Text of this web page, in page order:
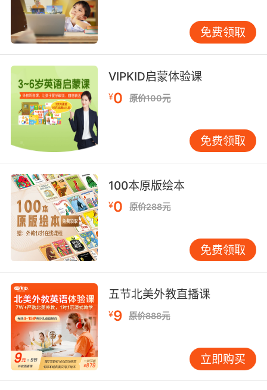
《小毛驴约德尔的理想世界》系列绘本讲述了一
头小毛驴丰富多彩的生活和奇思妙想的故事。
合儿童的特点，为孩子们呈现出了一个多姿多彩
的绘本世界。书中类似于油画的细腻画风能够激
起读者的阅读兴趣，并且精炼诙谐，充满童趣的
文字和耐人寻味的故事，也能够让小读者从中获
得快乐的阅读体验。
绘本均以小毛驴约德尔为主人公，它有时渴望爸
爸成为超人，有时又幻想自己成为大魔法师，还
希望自己能够交到威风的朋友，想去哪就去哪，
但是却总惹妈妈生气，甚至还把妈妈气得离家出
走了。就是这样一个调皮捣蛋、爱幻想、爱自
由、充满可爱童真的小毛驴带给了小读者和父母
更多的趣味和反思，让大家从小毛驴的故事和内
心独白中，了解到孩子的心思和教育的问题。给
人以启发和深思。
媒体评论
免费领取
VIPKID启蒙体验课
¥0 原价100元
免费领取
100本原版绘本
¥0 原价288元
免费领取
五节北美外教直播课
¥9 原价888元
立即购买